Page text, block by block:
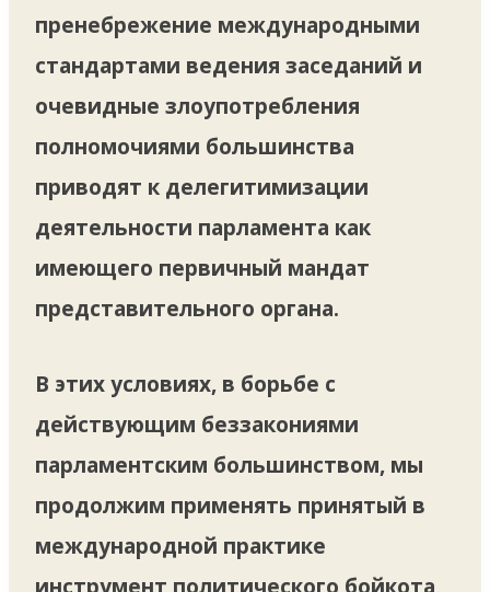
пренебрежение международными
стандартами ведения заседаний и
очевидные злоупотребления
полномочиями большинства
приводят к делегитимизации
деятельности парламента как
имеющего первичный мандат
представительного органа.
В этих условиях, в борьбе с
действующим беззакониями
парламентским большинством, мы
продолжим применять принятый в
международной практике